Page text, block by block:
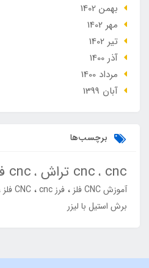
بهمن 1402
مهر 1402
تير 1402
آذر 1400
مرداد 1400
آبان 1399
برچسب‌ها
cnc cnc تراش cnc فرز
آموزش CNC فلز فرز cnc CNC فلز
برش استیل با لیزر